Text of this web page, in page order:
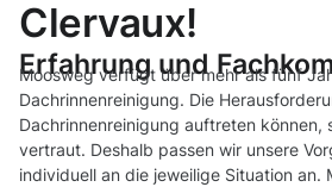
Clervaux!
Erfahrung und
Moosweg verfügt über mehr als fünf
Dachrinnenreinigung. Die
Dachrinnenreinigung auftreten können,
vertraut. Deshalb passen wir unsere
individuell an die jeweilige Situation an.